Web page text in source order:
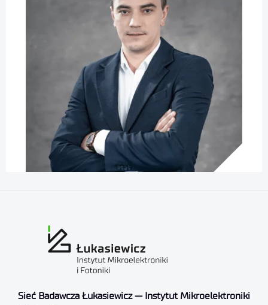
Sieć Badawcza Łukasiewicz — Instytut Mikroelektroniki